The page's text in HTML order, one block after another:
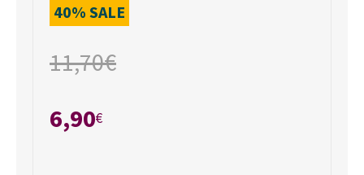
40% SALE
11,70€
6,90€